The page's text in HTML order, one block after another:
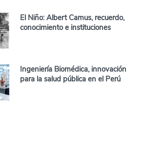
El Niño: Albert Camus, recuerdo,
conocimiento e instituciones
Ingeniería Biomédica, innovación
para la salud pública en el Perú